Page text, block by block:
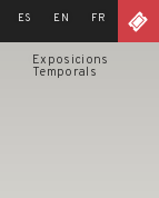
ES EN FR
Exposicions
Temporals